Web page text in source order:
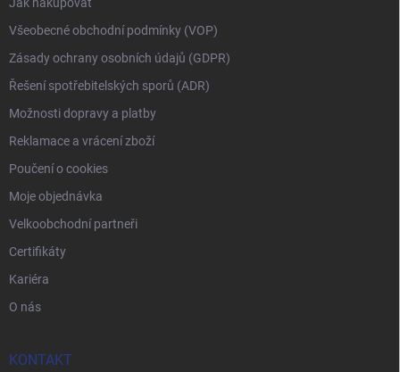
Všeobecné obchodní podmínky (VOP)
Zásady ochrany osobních údajů (GDPR)
Řešení spotřebitelských sporů (ADR)
Možnosti dopravy a platby
Reklamace a vrácení zboží
Poučení o cookies
Moje objednávka
Velkoobchodní partneři
Certifikáty
Kariéra
O nás
KONTAKT